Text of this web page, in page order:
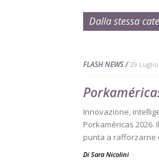
Dalla stessa
FLASH NEWS 29
Innovazione,
Porkaméricas
punta a rafforzarne
Di Sara Nicolini -